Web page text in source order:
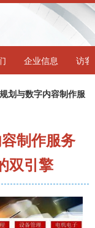
企业信息 访客
划与数字内容制作服
制作服务
双引擎